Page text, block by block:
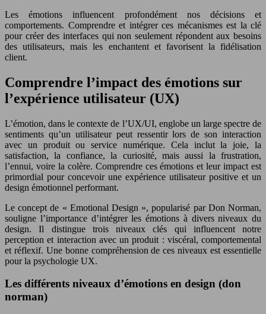
Les émotions influencent profondément nos décisions et
comportements. Comprendre et intégrer ces mécanismes est la clé
pour créer des interfaces qui non seulement répondent aux besoins
des utilisateurs, mais les enchantent et favorisent la fidélisation
client.
Comprendre l’impact des émotions sur
l’expérience utilisateur (UX)
L’émotion, dans le contexte de l’UX/UI, englobe un large spectre de
sentiments qu’un utilisateur peut ressentir lors de son interaction
avec un produit ou service numérique. Cela inclut la joie, la
satisfaction, la confiance, la curiosité, mais aussi la frustration,
l’ennui, voire la colère. Comprendre ces émotions et leur impact est
primordial pour concevoir une expérience utilisateur positive et un
design émotionnel performant.
Le concept de « Emotional Design », popularisé par Don Norman,
souligne l’importance d’intégrer les émotions à divers niveaux du
design. Il distingue trois niveaux clés qui influencent notre
perception et interaction avec un produit : viscéral, comportemental
et réflexif. Une bonne compréhension de ces niveaux est essentielle
pour la psychologie UX.
Les différents niveaux d’émotions en design (don
norman)